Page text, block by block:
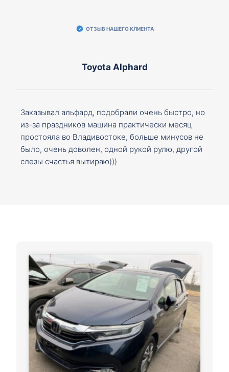
ОТЗЫВ НАШЕГО КЛИЕНТА
Toyota Alphard
Заказывал альфард, подобрали очень быстро, но
из-за праздников машина практически месяц
простояла во Владивостоке, больше минусов не
было, очень доволен, одной рукой рулю, другой
слезы счастья вытираю)))